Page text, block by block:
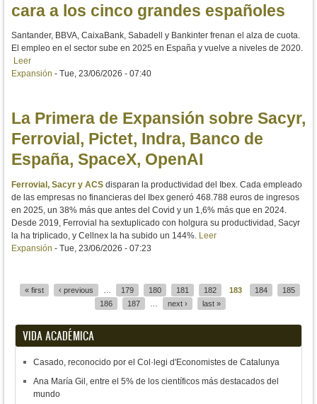
cara a los cinco grandes españoles
Santander, BBVA, CaixaBank, Sabadell y Bankinter frenan el alza de cuota.
El empleo en el sector sube en 2025 en España y vuelve a niveles de 2020.
Leer
Expansión - Tue, 23/06/2026 - 07:40
La Primera de Expansión sobre Sacyr,
Ferrovial, Pictet, Indra, Banco de
España, SpaceX, OpenAI
Ferrovial, Sacyr y ACS disparan la productividad del Ibex. Cada empleado
de las empresas no financieras del Ibex generó 468.788 euros de ingresos
en 2025, un 38% más que antes del Covid y un 1,6% más que en 2024.
Desde 2019, Ferrovial ha sextuplicado con holgura su productividad, Sacyr
la ha triplicado, y Cellnex la ha subido un 144%. Leer
Expansión - Tue, 23/06/2026 - 07:23
« first ‹ previous 179 180 181 182 183 184
185
186
187 next › last »
VIDA ACADÉMICA
Casado, reconocido por el Col·legi d'Economistes de Catalunya
Ana María Gil, entre el 5% de los científicos más destacados del
mundo